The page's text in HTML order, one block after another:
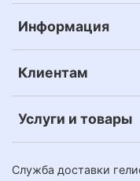
Информация
Клиентам
Услуги и товары
Служба доставки